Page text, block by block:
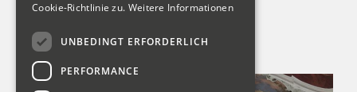
Cookie-Richtlinie zu. Weitere Informationen
UNBEDINGT ERFORDERLICH
PERFORMANCE